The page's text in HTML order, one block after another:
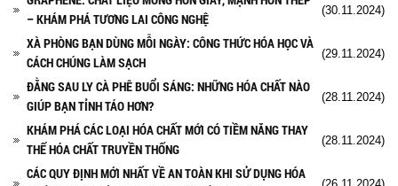
– KHÁM PHÁ TƯƠNG LAI CÔNG NGHỆ
(30.11.2024)
XÀ PHÒNG BẠN DÙNG MỖI NGÀY: CÔNG THỨC HÓA HỌC VÀ
CÁCH CHÚNG LÀM SẠCH
(29.11.2024)
ĐẰNG SAU LY CÀ PHÊ BUỔI SÁNG: NHỮNG HÓA CHẤT NÀO
GIÚP BẠN TỈNH TÁO HƠN?
(28.11.2024)
KHÁM PHÁ CÁC LOẠI HÓA CHẤT MỚI CÓ TIỀM NĂNG THAY
THẾ HÓA CHẤT TRUYỀN THỐNG
(28.11.2024)
CÁC QUY ĐỊNH MỚI NHẤT VỀ AN TOÀN KHI SỬ DỤNG HÓA